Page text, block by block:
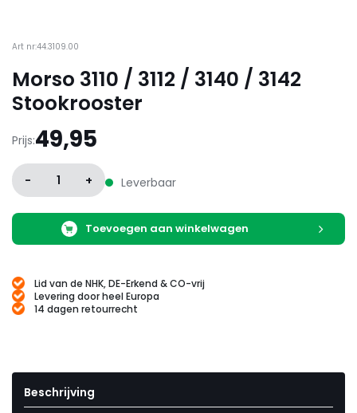
Art nr:44.3109.00
Morso 3110 / 3112 / 3140 / 3142
Stookrooster
Prijs:49,95
- 1 + Leverbaar
Toevoegen aan winkelwagen
Lid van de NHK, DE-Erkend & CO-vrij
Levering door heel Europa
14 dagen retourrecht
Beschrijving